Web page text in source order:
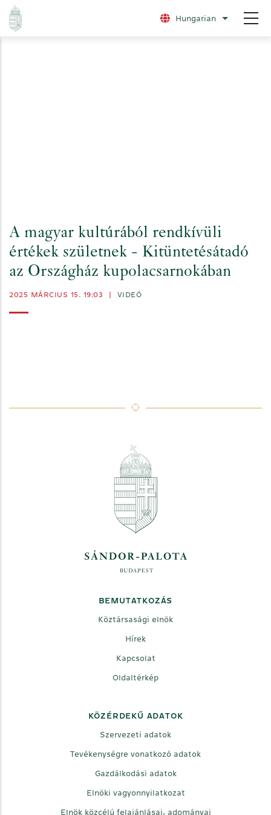
Ugrás
Hungarian További
A magyar kultúrából rendkívüli
értékek születnek - Kitüntetésátadó
az Országház kupolacsarnokában
2025 MÁRCIUS 15. 19:03 VIDEÓ
BEMUTATKOZÁS
Köztársasági elnök
Hírek
Kapcsolat
Oldaltérkép
KÖZÉRDEKŰ ADATOK
Szervezeti adatok
Tevékenységre vonatkozó adatok
Gazdálkodási adatok
Elnöki vagyonnyilatkozat
Elnök közcélú felajánlásai, adományai